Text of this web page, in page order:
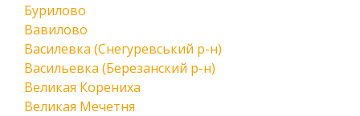
Бурилово
Вавилово
Василевка (Снегуревський р-н)
Васильевка (Березанский р-н)
Великая Корениха
Великая Мечетня